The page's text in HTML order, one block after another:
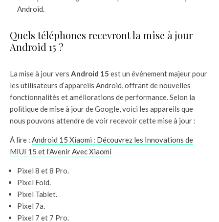
Android.
Quels téléphones recevront la mise à jour
Android 15 ?
La mise à jour vers Android 15 est un événement majeur pour
les utilisateurs d’appareils Android, offrant de nouvelles
fonctionnalités et améliorations de performance. Selon la
politique de mise à jour de Google, voici les appareils que
nous pouvons attendre de voir recevoir cette mise à jour :
À lire : Android 15 Xiaomi : Découvrez les Innovations de
MIUI 15 et l’Avenir Avec Xiaomi
Pixel 8 et 8 Pro.
Pixel Fold.
Pixel Tablet.
Pixel 7a.
Pixel 7 et 7 Pro.